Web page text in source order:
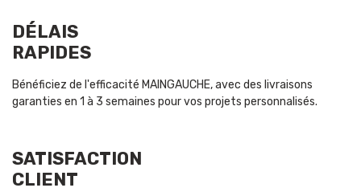
DÉLAIS
RAPIDES
Bénéficiez de l'efficacité MAINGAUCHE, avec des livraisons
garanties en 1 à 3 semaines pour vos projets personnalisés.
SATISFACTION
CLIENT